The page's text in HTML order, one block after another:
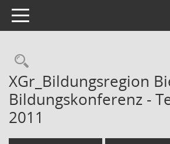
Toggle navigation
Rechercheauswahl
XGr_Bildungsregion
Bildungskonferenz -
2011